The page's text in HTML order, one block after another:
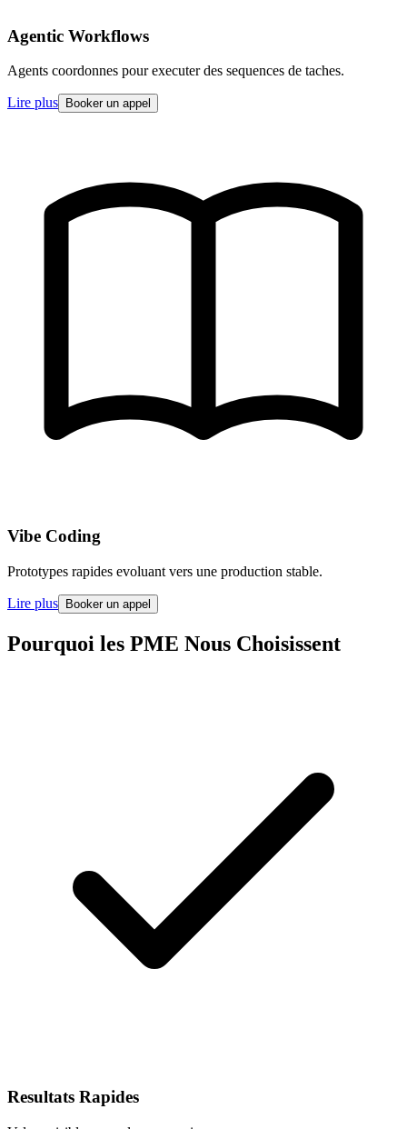
Agentic Workflows
Agents coordonnes pour executer des sequences de taches.
Lire plus Booker un appel
Vibe Coding
Prototypes rapides evoluant vers une production stable.
Lire plus Booker un appel
Pourquoi les PME Nous Choisissent
Resultats Rapides